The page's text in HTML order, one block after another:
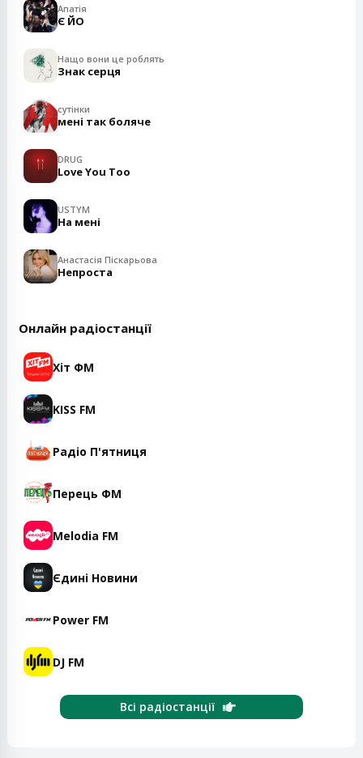
Апатія
Є ЙО
Нащо вони це роблять
Знак серця
сутінки
мені так боляче
DRUG
Love You Too
USTYM
На мені
Анастасія Піскарьова
Непроста
Онлайн радіостанції
Хіт ФМ
KISS FM
Радіо П'ятниця
Перець ФМ
Melodia FM
Єдині Новини
Power FM
DJ FM
Всі радіостанції